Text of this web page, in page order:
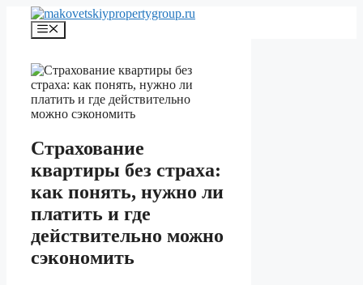
Перейти
содержимому
Меню
Страхование
квартиры без страха:
как понять, нужно ли
платить и где
действительно можно
сэкономить